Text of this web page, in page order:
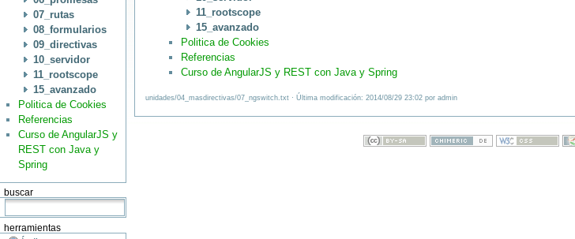
07_rutas
08_formularios
09_directivas
10_servidor
11_rootscope
15_avanzado
Politica de Cookies
Referencias
Curso de AngularJS y
REST con Java y
Spring
buscar
herramientas
11_rootscope
15_avanzado
Politica de Cookies
Referencias
Curso de AngularJS y REST con Java y Spring
unidades/04_masdirectivas/07_ngswitch.txt · Última modificación: 2014/08/29 23:02 por admin